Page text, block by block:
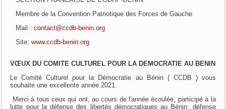
Membre de la Convention Patriotique des Forces de Gauche
Mail :contact@ccdb-benin.org
Site:www.ccdb-benin.org
VŒUX DU COMITE CULTUREL POUR LA DEMOCRATIE AU BENIN
Le Comité Culturel pour la Démocratie au Bénin ( CCDB ) vous
souhaite une excellente année 2021.
Merci à tous ceux qui ont, au cours de l'année écoulée, participé à la
lutte pour la défense des libertés démocratiques au Bénin: défense